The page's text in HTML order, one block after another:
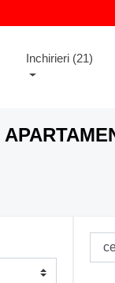
Inchirieri (21)